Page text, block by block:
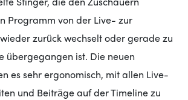
Programm von der Live- zur
zurück wechselt oder gerade zu
übergegangen ist. Die neuen
es sehr ergonomisch, mit allen Live-
und Beiträge auf der Timeline zu